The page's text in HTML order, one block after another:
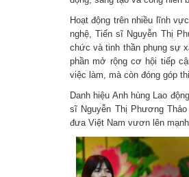
Hoạt động trên nhiều lĩnh
nghệ, Tiến sĩ Nguyễn Thị
chức và tinh thần phụng sự
phần mở rộng cơ hội tiếp
việc làm, mà còn đóng góp
Danh hiệu Anh hùng Lao
sĩ Nguyễn Thị Phương
đưa Việt Nam vươn lên